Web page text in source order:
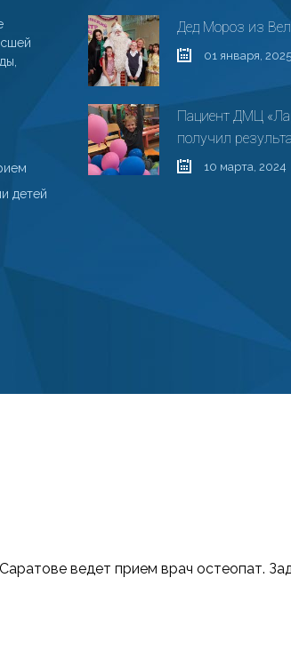
детей
Дед Мороз из
01 января, 2025
Пациент ДМЦ
получил
10 марта, 2024
ведет прием врач остеопат.